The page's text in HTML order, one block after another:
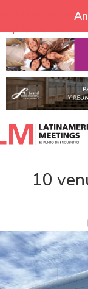
Skip to navigation
Skip to main content
10